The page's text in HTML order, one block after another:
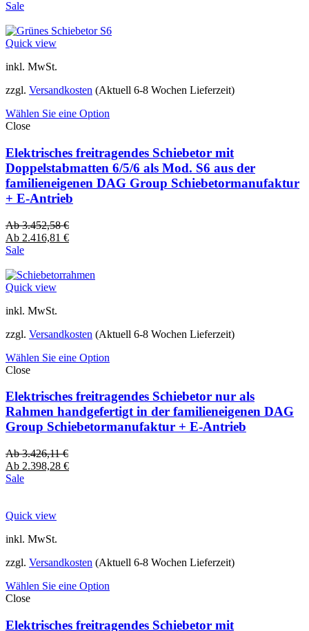
Sale
Quick view
inkl. MwSt.
zzgl. Versandkosten (Aktuell 6-8 Wochen Lieferzeit)
Wählen Sie eine Option
Close
Elektrisches freitragendes Schiebetor mit
Doppelstabmatten 6/5/6 als Mod. S6 aus der
familieneigenen DAG Group Schiebetormanufaktur
+ E-Antrieb
Ab3.452,58€
Ab 2.416,81 €
Sale
Quick view
inkl. MwSt.
zzgl. Versandkosten (Aktuell 6-8 Wochen Lieferzeit)
Wählen Sie eine Option
Close
Elektrisches freitragendes Schiebetor nur als
Rahmen handgefertigt in der familieneigenen DAG
Group Schiebetormanufaktur + E-Antrieb
Ab3.426,11€
Ab 2.398,28 €
Sale
Quick view
inkl. MwSt.
zzgl. Versandkosten (Aktuell 6-8 Wochen Lieferzeit)
Wählen Sie eine Option
Close
Elektrisches freitragendes Schiebetor mit